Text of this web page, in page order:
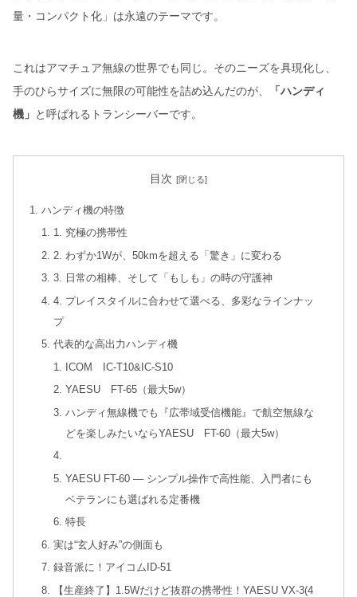
量・コンパクト化」は永遠のテーマです。
これはアマチュア無線の世界でも同じ。そのニーズを具現化し、
手のひらサイズに無限の可能性を詰め込んだのが、
「ハンディ
機」 と呼ばれるトランシーバーです。
目次
ハンディ機の特徴
1. 究極の携帯性
2. わずか1Wが、50kmを超える「驚き」に変わる
3. 日常の相棒、そして「もしも」の時の守護神
4. プレイスタイルに合わせて選べる、多彩なラインナッ
プ
代表的な高出力ハンディ機
ICOM IC-T10&IC-S10
YAESU FT-65（最大5w）
ハンディ無線機でも『広帯域受信機能』で航空無線な
どを楽しみたいならYAESU FT-60（最大5w）
YAESU FT-60 ― シンプル操作で高性能、入門者にも
ベテランにも選ばれる定番機
特長
実は“玄人好み”の側面も
録音派に！アイコムID-51
【生産終了】1.5Wだけど抜群の携帯性！YAESU VX-3(4